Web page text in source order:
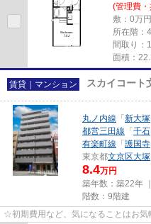
(管理費
敷：0万
所在階：
間取り：
面積：
賃貸｜マンション スカイコート
丸ノ内線 「新大塚
都営三田線 「千石
有楽町線 「護国寺
東京都文京区大塚
8.4万円
築年数：築22年
階数：9階建
☆初期費用など、気になることはお